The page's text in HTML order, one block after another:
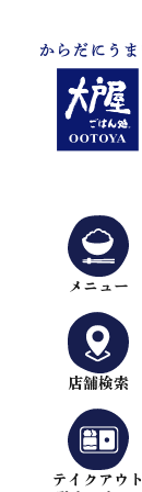
メニュー
店舗検索
テイクアウト